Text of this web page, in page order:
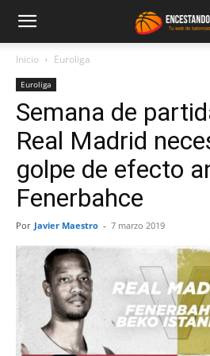
Inicio Euroliga
Euroliga
Semana de
Real Madrid
golpe de efecto
Fenerbahce
Por Javier Maestro - 7 marzo 2019